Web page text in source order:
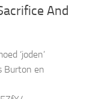
And
‘joden’
Burton en